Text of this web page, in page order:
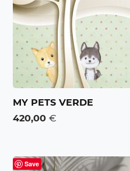
MY PETS VERDE
420,00€
Save